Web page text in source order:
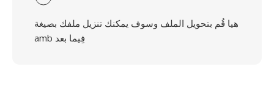
هيا قُم بتحويل الملف وسوف يمكنك تنزيل ملفك بصيغة
amb فِيما بعد